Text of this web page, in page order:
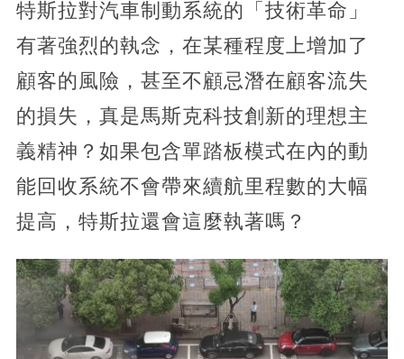
特斯拉對汽車制動系統的「技術革命」
有著強烈的執念，在某種程度上增加了
顧客的風險，甚至不顧忌潛在顧客流失
的損失，真是馬斯克科技創新的理想主
義精神？如果包含單踏板模式在內的動
能回收系統不會帶來續航里程數的大幅
提高，特斯拉還會這麼執著嗎？